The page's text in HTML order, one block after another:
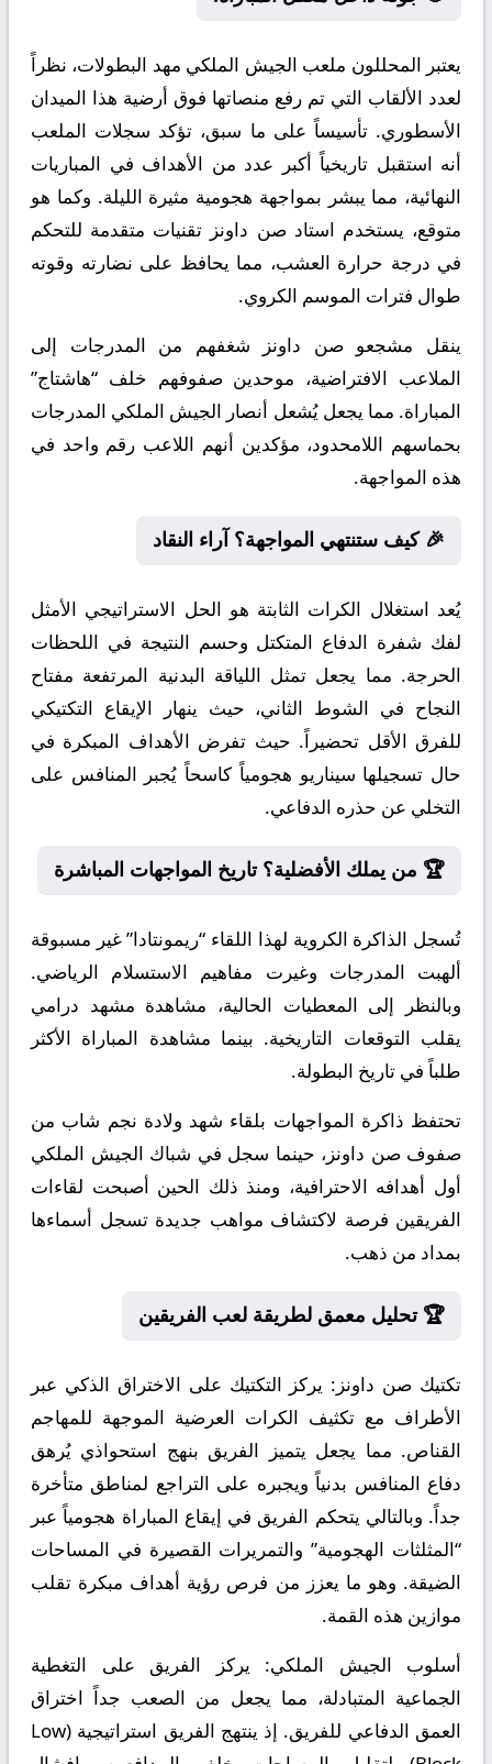
يعتبر المحللون ملعب الجيش الملكي مهد البطولات، نظراً
لعدد الألقاب التي تم رفع منصاتها فوق أرضية هذا الميدان
الأسطوري. تأسيساً على ما سبق، تؤكد سجلات الملعب
أنه استقبل تاريخياً أكبر عدد من الأهداف في المباريات
النهائية، مما يبشر بمواجهة هجومية مثيرة الليلة. وكما هو
متوقع، يستخدم استاد صن داونز تقنيات متقدمة للتحكم
في درجة حرارة العشب، مما يحافظ على نضارته وقوته
طوال فترات الموسم الكروي.
ينقل مشجعو صن داونز شغفهم من المدرجات إلى
الملاعب الافتراضية، موحدين صفوفهم خلف “هاشتاج”
المباراة. مما يجعل يُشعل أنصار الجيش الملكي المدرجات
بحماسهم اللامحدود، مؤكدين أنهم اللاعب رقم واحد في
هذه المواجهة.
🎉 كيف ستنتهي المواجهة؟ آراء النقاد
يُعد استغلال الكرات الثابتة هو الحل الاستراتيجي الأمثل
لفك شفرة الدفاع المتكتل وحسم النتيجة في اللحظات
الحرجة. مما يجعل تمثل اللياقة البدنية المرتفعة مفتاح
النجاح في الشوط الثاني، حيث ينهار الإيقاع التكتيكي
للفرق الأقل تحضيراً. حيث تفرض الأهداف المبكرة في
حال تسجيلها سيناريو هجومياً كاسحاً يُجبر المنافس على
التخلي عن حذره الدفاعي.
🏆 من يملك الأفضلية؟ تاريخ المواجهات المباشرة
تُسجل الذاكرة الكروية لهذا اللقاء “ريمونتادا” غير مسبوقة
ألهبت المدرجات وغيرت مفاهيم الاستسلام الرياضي.
وبالنظر إلى المعطيات الحالية، مشاهدة مشهد درامي
يقلب التوقعات التاريخية. بينما مشاهدة المباراة الأكثر
طلباً في تاريخ البطولة.
تحتفظ ذاكرة المواجهات بلقاء شهد ولادة نجم شاب من
صفوف صن داونز، حينما سجل في شباك الجيش الملكي
أول أهدافه الاحترافية، ومنذ ذلك الحين أصبحت لقاءات
الفريقين فرصة لاكتشاف مواهب جديدة تسجل أسماءها
بمداد من ذهب.
🏆 تحليل معمق لطريقة لعب الفريقين
تكتيك صن داونز: يركز التكتيك على الاختراق الذكي عبر
الأطراف مع تكثيف الكرات العرضية الموجهة للمهاجم
القناص. مما يجعل يتميز الفريق بنهج استحواذي يُرهق
دفاع المنافس بدنياً ويجبره على التراجع لمناطق متأخرة
جداً. وبالتالي يتحكم الفريق في إيقاع المباراة هجومياً عبر
“المثلثات الهجومية” والتمريرات القصيرة في المساحات
الضيقة. وهو ما يعزز من فرص رؤية أهداف مبكرة تقلب
موازين هذه القمة.
أسلوب الجيش الملكي: يركز الفريق على التغطية
الجماعية المتبادلة، مما يجعل من الصعب جداً اختراق
العمق الدفاعي للفريق. إذ ينتهج الفريق استراتيجية (Low